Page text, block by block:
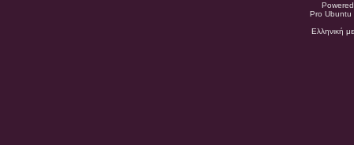
Pro
Ελληνική